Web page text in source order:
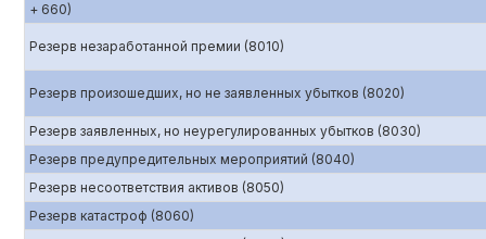
+ 660)
Резерв незаработанной премии (8010)
Резерв произошедших, но не заявленных убытков (8020)
Резерв заявленных, но неурегулированных убытков (8030)
Резерв предупредительных мероприятий (8040)
Резерв несоответствия активов (8050)
Резерв катастроф (8060)